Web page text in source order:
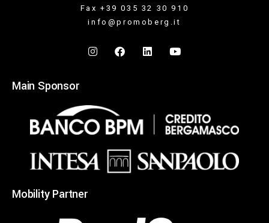
Fax +39 035 32 30 910
info@promoberg.it
Main Sponsor
Mobility Partner